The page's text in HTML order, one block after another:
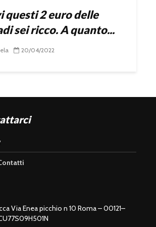
questi 2 euro delle
sei ricco. A quanto...
20/04/2022
Via Enea picchio n 10 Roma – 00121–